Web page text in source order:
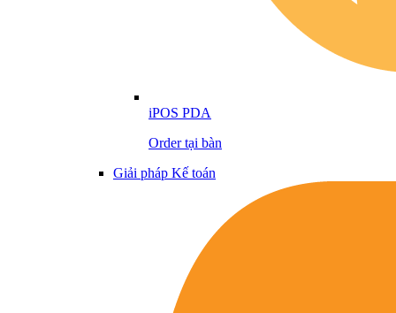
iPOS PDA
Order tại bàn
Giải pháp Kế toán